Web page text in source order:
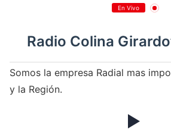
En Vivo
Radio Colina
Somos la empresa Radial mas
y la Región.